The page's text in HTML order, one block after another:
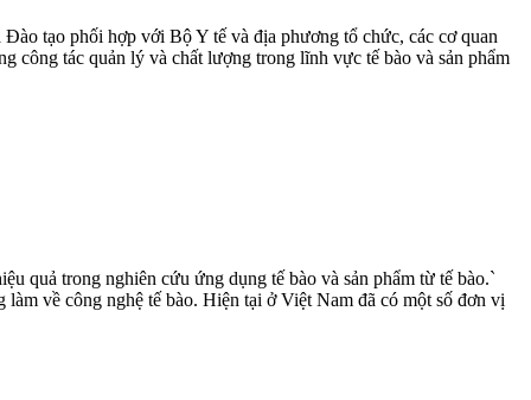
tạo phối hợp với Bộ Y tế và địa phương tổ chức, các cơ quan
công tác quản lý và chất lượng trong lĩnh vực tế bào và sản phẩm
quả trong nghiên cứu ứng dụng tế bào và sản phẩm từ tế bào.`
về công nghệ tế bào. Hiện tại ở Việt Nam đã có một số đơn vị